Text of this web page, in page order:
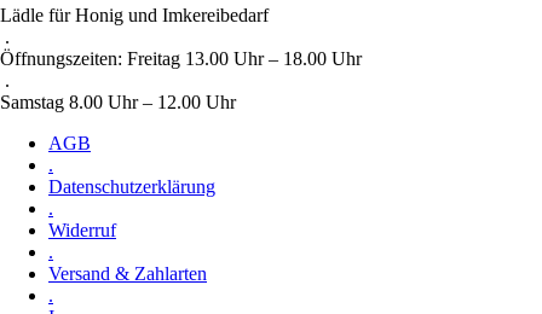
Lädle für Honig und Imkereibedarf
.
Öffnungszeiten: Freitag 13.00 Uhr – 18.00 Uhr
.
Samstag 8.00 Uhr – 12.00 Uhr
AGB
.
Datenschutzerklärung
.
Widerruf
.
Versand & Zahlarten
.